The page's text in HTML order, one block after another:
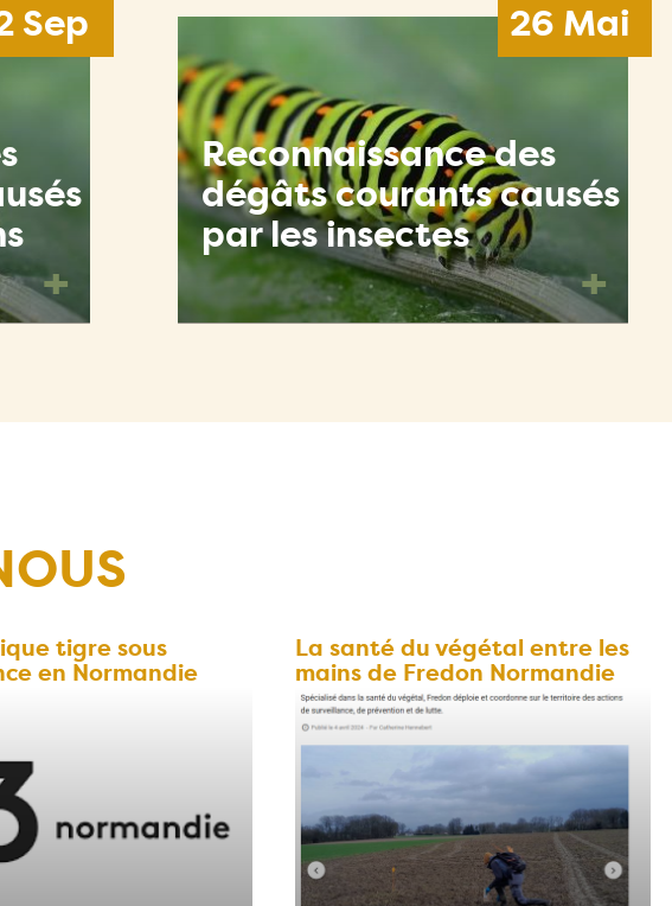
Sep
+
Reconnaissance des
dégâts courants causés
par les insectes
26 Mai
+
tigre sous
en Normandie
La santé du végétal entre les
mains de Fredon Normandie